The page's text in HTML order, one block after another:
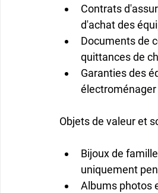
Contrats
d'achat des
Documents de
quittances de
Garanties des
Objets de valeur et
Bijoux de famille
uniquement
Albums photos